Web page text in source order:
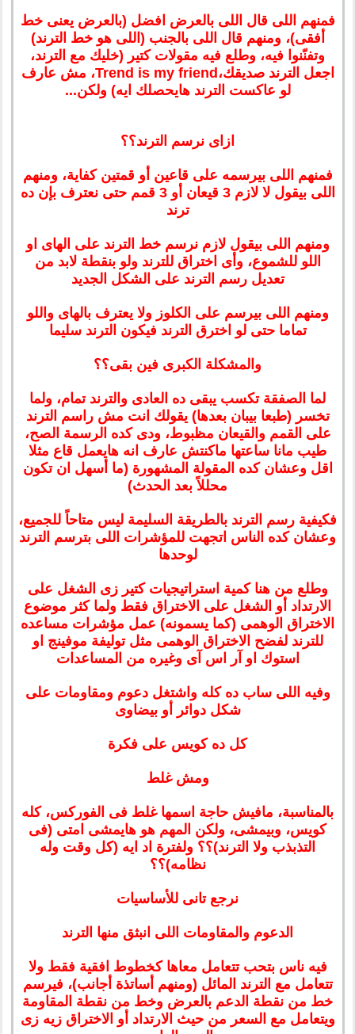
فمنهم اللى قال اللى بالعرض افضل (بالعرض يعنى خط
أفقى)، ومنهم قال اللى بالجنب (اللى هو خط الترند)
وتفنّنوا فيه، وطلع فيه مقولات كتير (خليك مع الترند،
اجعل الترند صديقك، Trend is my friend، مش عارف
لو عاكست الترند هايحصلك ايه) ولكن...
ازاى نرسم الترند؟؟
فمنهم اللى بيرسمه على قاعين أو قمتين كفاية، ومنهم
اللى بيقول لا لازم 3 قيعان أو 3 قمم حتى نعترف بإن ده
ترند
ومنهم اللى بيقول لازم نرسم خط الترند على الهاى او
اللو للشموع، وأى اختراق للترند ولو بنقطة لابد من
تعديل رسم الترند على الشكل الجديد
ومنهم اللى بيرسم على الكلوز ولا يعترف بالهاى واللو
تماما حتى لو اخترق الترند فيكون الترند سليما
والمشكلة الكبرى فين بقى؟؟
لما الصفقة تكسب يبقى ده العادى والترند تمام، ولما
تخسر (طبعا بيبان بعدها) يقولك انت مش راسم الترند
على القمم والقيعان مظبوط، ودى كده الرسمة الصح،
طيب مانا ساعتها ماكنتش عارف انه هايعمل قاع مثلا
اقل وعشان كده المقولة المشهورة (ما أسهل ان تكون
محللاً بعد الحدث)
فكيفية رسم الترند بالطريقة السليمة ليس متاحاً للجميع،
وعشان كده الناس اتجهت للمؤشرات اللى بترسم الترند
لوحدها
وطلع من هنا كمية استراتيجيات كتير زى الشغل على
الارتداد أو الشغل على الاختراق فقط ولما كثر موضوع
الاختراق الوهمى (كما يسمونه) عمل مؤشرات مساعده
للترند لفضح الاختراق الوهمى مثل توليفة موفينج او
استوك او آر اس آى وغيره من المساعدات
وفيه اللى ساب ده كله واشتغل دعوم ومقاومات على
شكل دوائر أو بيضاوى
كل ده كويس على فكرة
ومش غلط
بالمناسبة، مافيش حاجة اسمها غلط فى الفوركس، كله
كويس، وبيمشى، ولكن المهم هو هايمشى امتى (فى
التذبذب ولا الترند)؟؟ ولفترة اد ايه (كل وقت وله
نظامه)؟؟
نرجع تانى للأساسيات
الدعوم والمقاومات اللى انبثق منها الترند
فيه ناس بتحب تتعامل معاها كخطوط افقية فقط ولا
تتعامل مع الترند المائل (ومنهم أساتذة أجانب)، فيرسم
خط من نقطة الدعم بالعرض وخط من نقطة المقاومة
ويتعامل مع السعر من حيث الارتداد أو الاختراق زيه زى